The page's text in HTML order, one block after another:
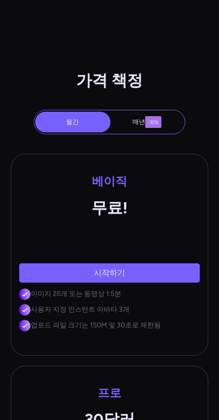
가격 책정
월간 매년 -30%
베이직
무료!
시작하기
이미지 25개 또는 동영상 1.5분
사용자 지정 인스턴트 아바타 3개
업로드 파일 크기는 150M 및 30초로 제한됨
프로